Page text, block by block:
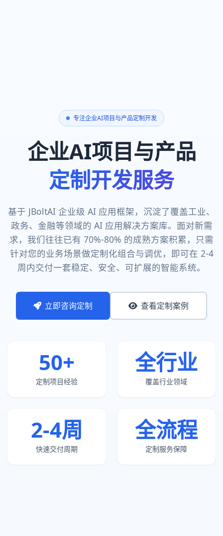
专注企业AI项目与产品定制开发
企业AI项目与产品
定制开发服务
基于 JBoltAI 企业级 AI 应用框架，沉淀了覆盖工业、
政务、金融等领域的 AI 应用解决方案库。面对新需
求，我们往往已有 70%-80% 的成熟方案积累，只需
针对您的业务场景做定制化组合与调优，即可在 2-4
周内交付一套稳定、安全、可扩展的智能系统。
立即咨询定制 查看定制案例
50+
定制项目经验
全行业
覆盖行业领域
2-4周
快速交付周期
全流程
定制服务保障